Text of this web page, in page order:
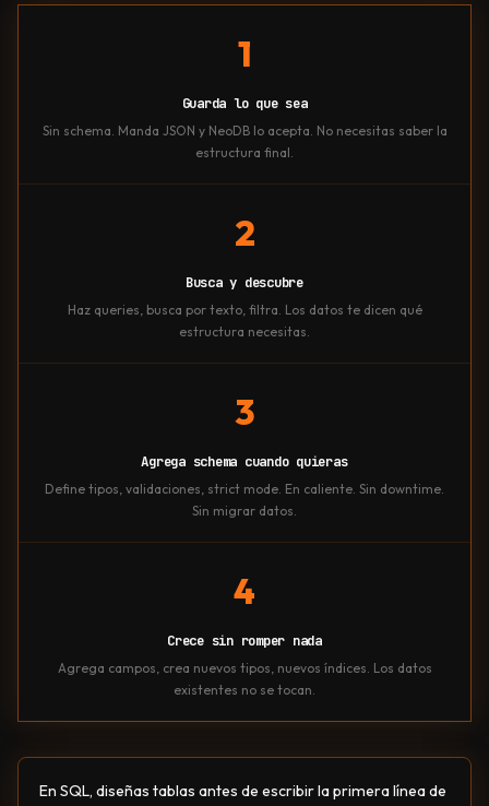
1
Guarda lo que sea
Sin schema. Manda JSON y NeoDB lo acepta. No necesitas saber la
estructura final.
2
Busca y descubre
Haz queries, busca por texto, filtra. Los datos te dicen qué
estructura necesitas.
3
Agrega schema cuando quieras
Define tipos, validaciones, strict mode. En caliente. Sin downtime.
Sin migrar datos.
4
Crece sin romper nada
Agrega campos, crea nuevos tipos, nuevos índices. Los datos
existentes no se tocan.
En SQL, diseñas tablas antes de escribir la primera línea de